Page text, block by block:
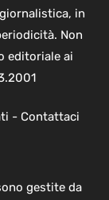
in
Non
editoriale ai
- Contattaci
gestite da